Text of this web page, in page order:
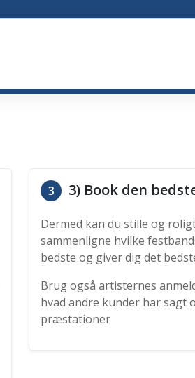
3 3) Book den
Dermed kan du stille og
sammenligne hvilke
bedste og giver dig det
Brug også artisternes
hvad andre kunder har sagt
præstationer